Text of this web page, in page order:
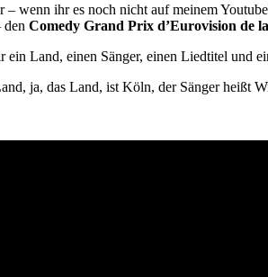
– wenn ihr es noch nicht auf meinem
den Comedy Grand Prix d’Eurovision de
ein Land, einen Sänger, einen Liedtitel und
ja, das Land, ist Köln, der Sänger heißt